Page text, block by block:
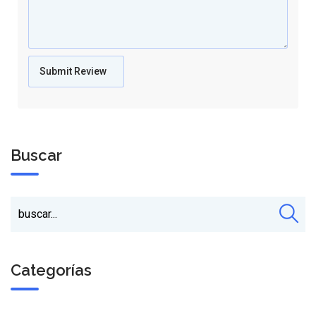
Buscar
Categorías